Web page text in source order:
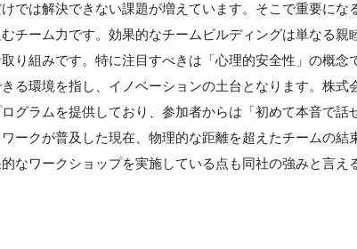
では解決できない課題が増えています。そこで重要にな
チーム力です。効果的なチームビルディングは単なる親
り組みです。特に注目すべきは「心理的安全性」の概念
る環境を指し、イノベーションの土台となります。株式
グラムを提供しており、参加者からは「初めて本音で話
ークが普及した現在、物理的な距離を超えたチームの結
なワークショップを実施している点も同社の強みと言え